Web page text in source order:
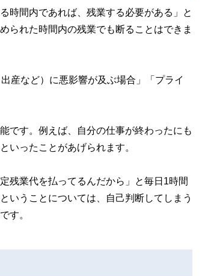
時間内であれば、残業する必要がある」と
られた時間内の残業でも断ることはできま
産など）に悪影響が及ぶ場合」「プライ
です。例えば、自分の仕事が終わったにも
いったことがあげられます。
残業代を払ってるんだから」と毎日1時間
いうことについては、自己判断してしまう
す。